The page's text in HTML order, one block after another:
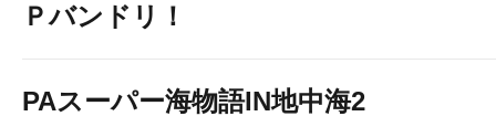
Ｐバンドリ！
PAスーパー海物語IN地中海2